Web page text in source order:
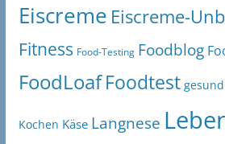
Eiscreme Eiscreme-
Fitness Food-Testing Foodblog
FoodLoaf Foodtest gesund
Kochen Käse Langnese